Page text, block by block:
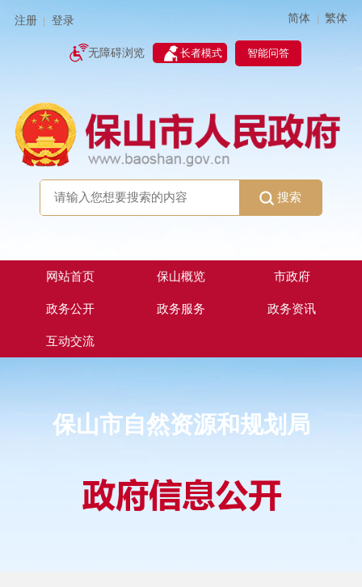
注册 登录 简体 | 繁体
无障碍浏览 长者模式 智能问答
搜索
网站首页 保山概览 市政府
政务公开 政务服务 政务资讯
互动交流
保山市自然资源和规划局